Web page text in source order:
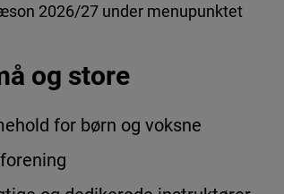
2026/27 under menupunktet
og store
for børn og voksne